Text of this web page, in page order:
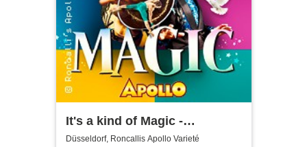
It's a kind of Magic -
Roncalli's Apollo Varieté
Düsseldorf, Roncallis Apollo Varieté